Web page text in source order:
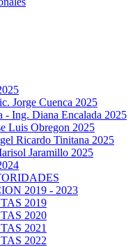
Jorge Cuenca 2025
- Ing. Diana Encalada 2025
Luis Obregon 2025
Ricardo Tinitana 2025
Jaramillo 2025
2019 - 2023
2019
2020
2021
2022